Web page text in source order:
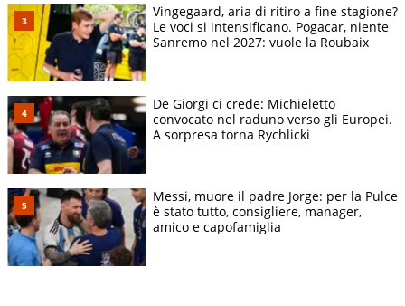
Vingegaard, aria di ritiro a fine stagione?
Le voci si intensificano. Pogacar, niente
Sanremo nel 2027: vuole la Roubaix
De Giorgi ci crede: Michieletto
convocato nel raduno verso gli Europei.
A sorpresa torna Rychlicki
Messi, muore il padre Jorge: per la Pulce
è stato tutto, consigliere, manager,
amico e capofamiglia